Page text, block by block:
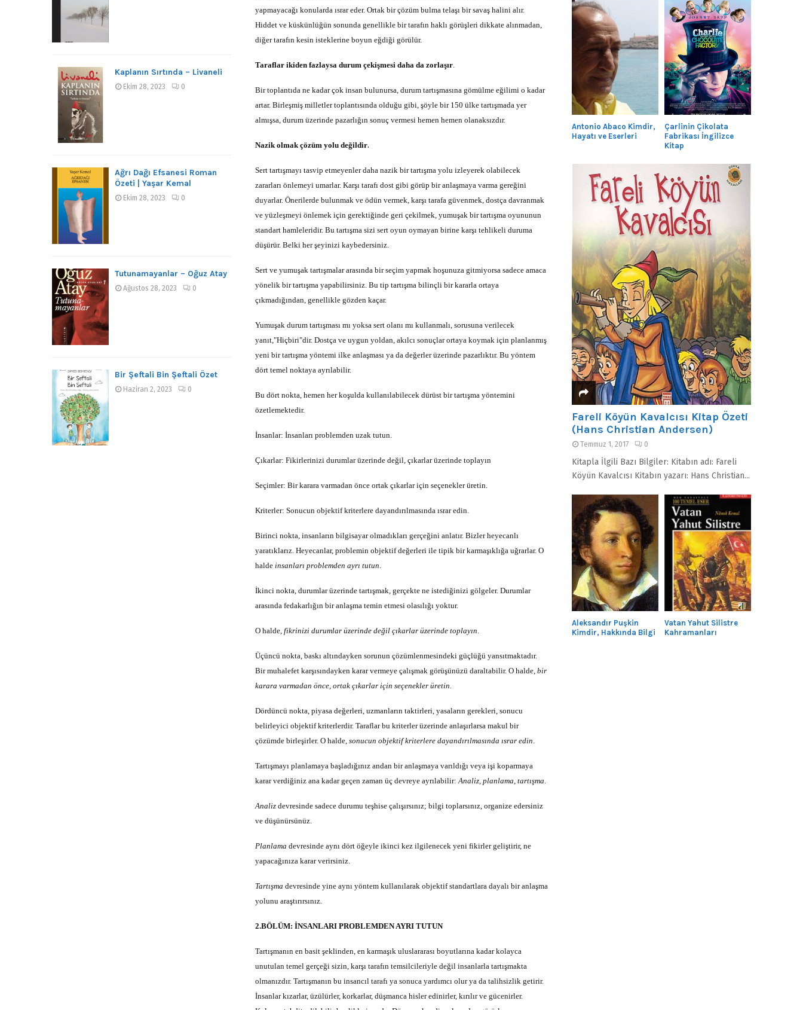
yapmayacağı konularda ısrar eder. Ortak bir çözüm bulma telaşı bir savaş halini alır.
Hiddet ve küskünlüğün sonunda genellikle bir tarafın haklı görüşleri dikkate alınmadan,
diğer tarafın kesin isteklerine boyun eğdiği görülür.
Taraflar ikiden fazlaysa durum çekişmesi daha da zorlaşır
Bir toplantıda ne kadar çok insan bulunursa, durum tartışmasına gömülme eğilimi o kadar
artar. Birleşmiş milletler toplantısında olduğu gibi, şöyle bir 150 ülke tartışmada yer
almışsa, durum üzerinde pazarlığın sonuç vermesi hemen hemen olanaksızdır.
Nazik olmak çözüm yolu değildir.
Sert tartışmayı tasvip etmeyenler daha nazik bir tartışma yolu izleyerek olabilecek
zararları önlemeyi umarlar. Karşı tarafı dost gibi görüp bir anlaşmaya varma gereğini
duyarlar. Önerilerde bulunmak ve ödün vermek, karşı tarafa güvenmek, dostça davranmak
ve yüzleşmeyi önlemek için gerektiğinde geri çekilmek, yumuşak bir tartışma oyununun
standart hamleleridir. Bu tartışma sizi sert oyun oymayan birine karşı tehlikeli duruma
düşürür. Belki her şeyinizi kaybedersiniz.
Sert ve yumuşak tartışmalar arasında bir seçim yapmak hoşunuza gitmiyorsa sadece amaca
yönelik bir tartışma yapabilirsiniz. Bu tip tartışma bilinçli bir kararla ortaya
çıkmadığından, genellikle gözden kaçar.
Yumuşak durum tartışması mı yoksa sert olanı mı kullanmalı, sorusuna verilecek
yanıt,"Hiçbiri"dir. Dostça ve uygun yoldan, akılcı sonuçlar ortaya koymak için planlanmış
yeni bir tartışma yöntemi ilke anlaşması ya da değerler üzerinde pazarlıktır. Bu yöntem
dört temel noktaya ayrılabilir.
Bu dört nokta, hemen her koşulda kullanılabilecek dürüst bir tartışma yöntemini
özetlemektedir.
İnsanlar: İnsanları problemden uzak tutun.
Çıkarlar: Fikirlerinizi durumlar üzerinde değil, çıkarlar üzerinde toplayın
Seçimler: Bir karara varmadan önce ortak çıkarlar için seçenekler üretin.
Kriterler: Sonucun objektif kriterlere dayandırılmasında ısrar edin.
Birinci nokta, insanların bilgisayar olmadıkları gerçeğini anlatır. Bizler heyecanlı
yaratıklarız. Heyecanlar, problemin objektif değerleri ile tipik bir karmaşıklığa uğrarlar. O
halde insanları problemden ayrı tutun
İkinci nokta, durumlar üzerinde tartışmak, gerçekte ne istediğinizi gölgeler. Durumlar
arasında fedakarlığın bir anlaşma temin etmesi olasılığı yoktur.
O halde, fikrinizi durumlar üzerinde değil çıkarlar üzerinde toplayın
Üçüncü nokta, baskı altındayken sorunun çözümlenmesindeki güçlüğü yansıtmaktadır.
Bir muhalefet karşısındayken karar vermeye çalışmak görüşünüzü daraltabilir. O halde, bir
karara varmadan önce, ortak çıkarlar için seçenekler üretin.
Dördüncü nokta, piyasa değerleri, uzmanların taktirleri, yasaların gerekleri, sonucu
belirleyici objektif kriterlerdir. Taraflar bu kriterler üzerinde anlaşırlarsa makul bir
çözümde birleşirler. O halde, sonucun objektif kriterlere dayandırılmasında ısrar edin
Tartışmayı planlamaya başladığınız andan bir anlaşmaya varıldığı veya işi koparmaya
karar verdiğiniz ana kadar geçen zaman üç devreye ayrılabilir: Analiz, planlama, tartışma
Analiz devresinde sadece durumu teşhise çalışırsınız; bilgi toplarsınız, organize edersiniz
ve düşünürsünüz.
Planlama devresinde aynı dört öğeyle ikinci kez ilgilenecek yeni fikirler geliştirir, ne
yapacağınıza karar verirsiniz.
Tartışma devresinde yine aynı yöntem kullanılarak objektif standartlara dayalı bir anlaşma
yolunu araştırırsınız.
2.BÖLÜM: İNSANLARI PROBLEMDEN AYRI TUTUN
Tartışmanın en basit şeklinden, en karmaşık uluslararası boyutlarına kadar kolayca
unutulan temel gerçeği sizin, karşı tarafın temsilcileriyle değil insanlarla tartışmakta
olmanızdır. Tartışmanın bu insancıl tarafı ya sonuca yardımcı olur ya da talihsizlik getirir.
İnsanlar kızarlar, üzülürler, korkarlar, düşmanca hisler edinirler, kırılır ve gücenirler.
Kaplanın Sırtında – Livaneli
Ekim 28, 2023 0
Ağrı Dağı Efsanesi Roman
Özeti | Yaşar Kemal
Ekim 28, 2023 0
Tutunamayanlar – Oğuz Atay
Ağustos 28, 2023 0
Bir Şeftali Bin Şeftali Özet
Haziran 2, 2023 0
Antonio Abaco Kimdir,
Hayatı ve Eserleri
Çarlinin Çikolata
Fabrikası İngilizce
Kitap
Fareli Köyün Kavalcısı Kitap Özeti
(Hans Christian Andersen)
Temmuz 1, 2017 0
Kitapla İlgili Bazı Bilgiler: Kitabın adı: Fareli
Köyün Kavalcısı Kitabın yazarı: Hans Christian...
Aleksandır Puşkin
Kimdir, Hakkında Bilgi
Vatan Yahut Silistre
Kahramanları